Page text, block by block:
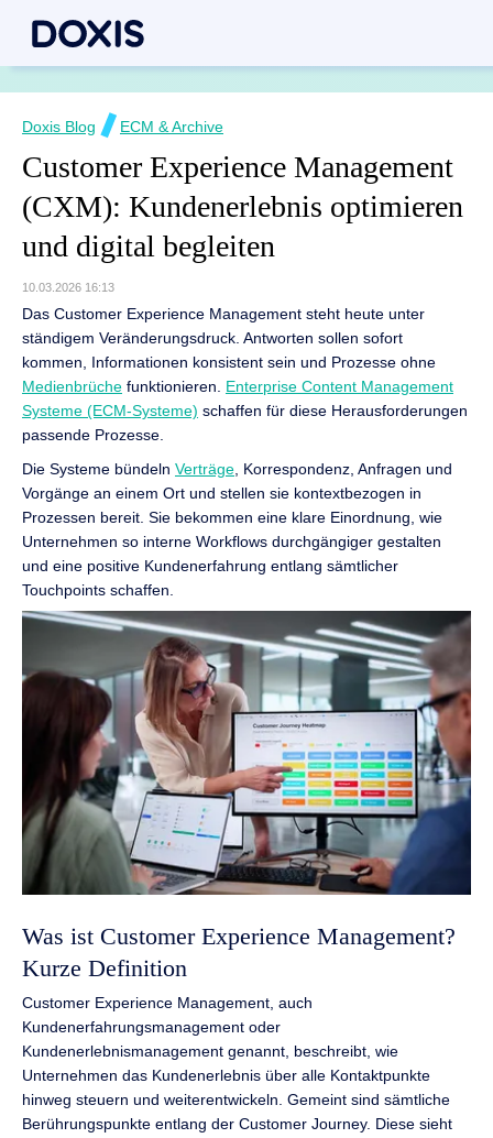
Doxis Blog ECM & Archive
Customer Experience Management
(CXM): Kundenerlebnis optimieren
und digital begleiten
10.03.2026 16:13
Das Customer Experience Management steht heute unter
ständigem Veränderungsdruck. Antworten sollen sofort
kommen, Informationen konsistent sein und Prozesse ohne
Medienbrüche funktionieren. Enterprise Content Management
Systeme (ECM-Systeme) schaffen für diese Herausforderungen
passende Prozesse.
Die Systeme bündeln Verträge , Korrespondenz, Anfragen und
Vorgänge an einem Ort und stellen sie kontextbezogen in
Prozessen bereit. Sie bekommen eine klare Einordnung, wie
Unternehmen so interne Workflows durchgängiger gestalten
und eine positive Kundenerfahrung entlang sämtlicher
Touchpoints schaffen.
Was ist Customer Experience Management?
Kurze Definition
Customer Experience Management, auch
Kundenerfahrungsmanagement oder
Kundenerlebnismanagement genannt, beschreibt, wie
Unternehmen das Kundenerlebnis über alle Kontaktpunkte
hinweg steuern und weiterentwickeln. Gemeint sind sämtliche
Berührungspunkte entlang der Customer Journey. Diese sieht